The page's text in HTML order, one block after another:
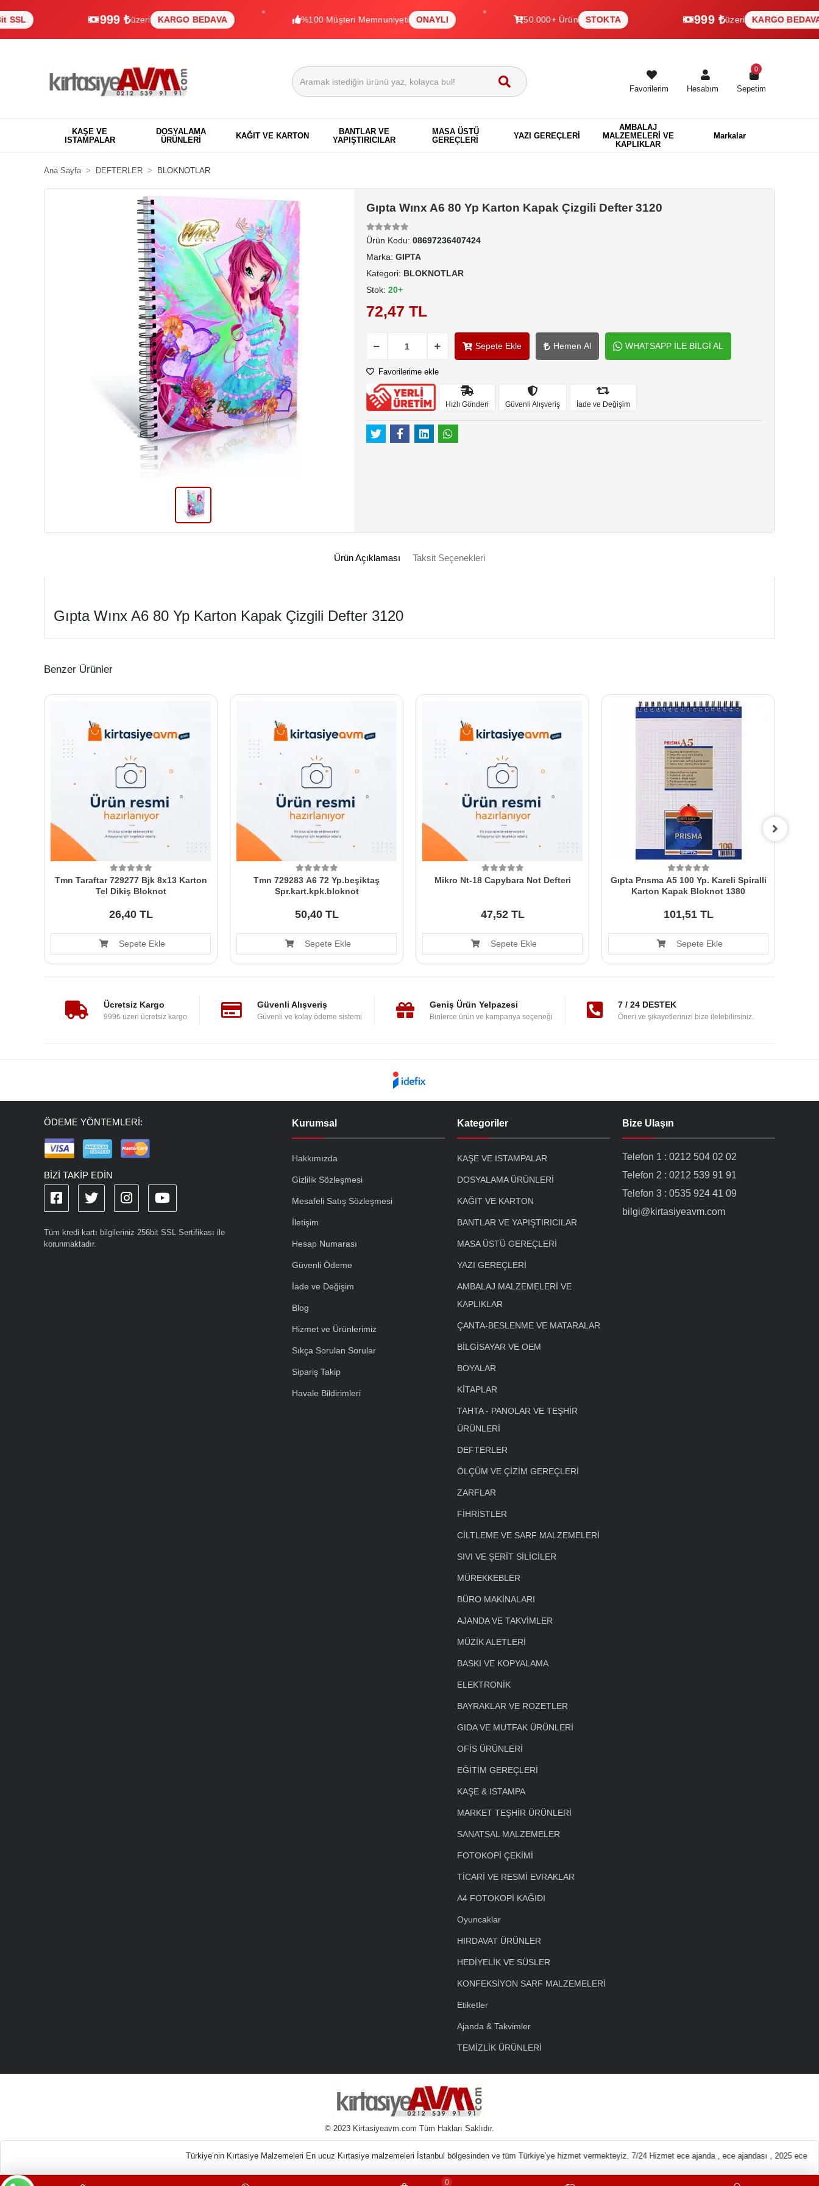
999 ₺üzeri KARGO BEDAVA %100 Müşteri Memnuniyeti ONAYLI 50.000+ Ürün STOKTA 999 ₺üzeri KARGO BEDAVA
Favorilerim Hesabım Sepetim
0
KAŞE VE
ISTAMPALAR
DOSYALAMA
ÜRÜNLERİ
KAĞIT VE KARTON
BANTLAR VE
YAPIŞTIRICILAR
MASA ÜSTÜ
GEREÇLERİ
YAZI GEREÇLERİ
AMBALAJ
MALZEMELERİ VE
KAPLIKLAR
Markalar
Ana Sayfa DEFTERLER BLOKNOTLAR
Gıpta Wınx A6 80 Yp Karton Kapak Çizgili Defter 3120
Ürün Kodu: 08697236407424
Marka: GIPTA
Kategori: BLOKNOTLAR
Stok: 20+
72,47 TL
Sepete Ekle Hemen Al WHATSAPP İLE BİLGİ AL
Favorilerime ekle
Hızlı Gönderi Güvenli Alışveriş İade ve Değişim
Ürün Açıklaması Taksit Seçenekleri
Gıpta Wınx A6 80 Yp Karton Kapak Çizgili Defter 3120
Benzer Ürünler
Tmn Taraftar 729277 Bjk 8x13 Karton
Tel Dikiş Bloknot
26,40 TL
Sepete Ekle
Tmn 729283 A6 72 Yp.beşiktaş
Spr.kart.kpk.bloknot
50,40 TL
Sepete Ekle
Mikro Nt-18 Capybara Not Defteri
47,52 TL
Sepete Ekle
Gıpta Prısma A5 100 Yp. Kareli Spiralli
Karton Kapak Bloknot 1380
101,51 TL
Sepete Ekle
Ücretsiz Kargo
999₺ üzeri ücretsiz kargo
Güvenli Alışveriş
Güvenli ve kolay ödeme sistemi
Geniş Ürün Yelpazesi
Binlerce ürün ve kampanya seçeneği
7 / 24 DESTEK
Öneri ve şikayetlerinizi bize iletebilirsiniz.
ÖDEME YÖNTEMLERİ:
BİZİ TAKİP EDİN
Tüm kredi kartı bilgileriniz 256bit SSL Sertifikası ile
korunmaktadır.
Kurumsal
Hakkımızda
Gizlilik Sözleşmesi
Mesafeli Satış Sözleşmesi
İletişim
Hesap Numarası
Güvenli Ödeme
İade ve Değişim
Blog
Hizmet ve Ürünlerimiz
Sıkça Sorulan Sorular
Sipariş Takip
Havale Bildirimleri
Kategoriler
KAŞE VE ISTAMPALAR
DOSYALAMA ÜRÜNLERİ
KAĞIT VE KARTON
BANTLAR VE YAPIŞTIRICILAR
MASA ÜSTÜ GEREÇLERİ
YAZI GEREÇLERİ
AMBALAJ MALZEMELERİ VE
KAPLIKLAR
ÇANTA-BESLENME VE MATARALAR
BİLGİSAYAR VE OEM
BOYALAR
KİTAPLAR
TAHTA - PANOLAR VE TEŞHİR
ÜRÜNLERİ
DEFTERLER
ÖLÇÜM VE ÇİZİM GEREÇLERİ
ZARFLAR
FİHRİSTLER
CİLTLEME VE SARF MALZEMELERİ
SIVI VE ŞERİT SİLİCİLER
MÜREKKEBLER
BÜRO MAKİNALARI
AJANDA VE TAKVİMLER
MÜZİK ALETLERİ
BASKI VE KOPYALAMA
ELEKTRONİK
BAYRAKLAR VE ROZETLER
GIDA VE MUTFAK ÜRÜNLERİ
OFİS ÜRÜNLERİ
EĞİTİM GEREÇLERİ
KAŞE & ISTAMPA
MARKET TEŞHİR ÜRÜNLERİ
SANATSAL MALZEMELER
FOTOKOPİ ÇEKİMİ
TİCARİ VE RESMİ EVRAKLAR
A4 FOTOKOPİ KAĞIDI
Oyuncaklar
HIRDAVAT ÜRÜNLER
HEDİYELİK VE SÜSLER
KONFEKSİYON SARF MALZEMELERİ
Etiketler
Ajanda & Takvimler
TEMİZLİK ÜRÜNLERİ
Bize Ulaşın
Telefon 1 : 0212 504 02 02
Telefon 2 : 0212 539 91 91
Telefon 3 : 0535 924 41 09
bilgi@kirtasiyeavm.com
© 2023 Kirtasiyeavm.com Tüm Hakları Saklıdır.
Türkiye’nin Kırtasiye Malzemeleri En ucuz
0